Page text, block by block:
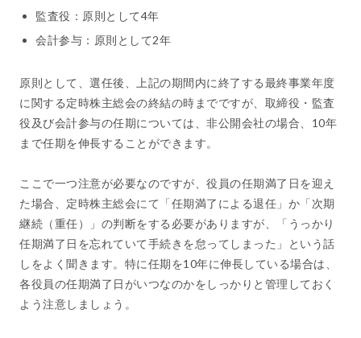
監査役：原則として4年
会計参与：原則として2年
原則として、選任後、上記の期間内に終了する最終事業年度
に関する定時株主総会の終結の時までですが、取締役・監査
役及び会計参与の任期については、非公開会社の場合、10年
まで任期を伸長することができます。
ここで一つ注意が必要なのですが、役員の任期満了日を迎え
た場合、定時株主総会にて「任期満了による退任」か「次期
継続（重任）」の判断をする必要がありますが、「うっかり
任期満了日を忘れていて手続きを怠ってしまった」という話
しをよく聞きます。特に任期を10年に伸長している場合は、
各役員の任期満了日がいつなのかをしっかりと管理しておく
よう注意しましょう。